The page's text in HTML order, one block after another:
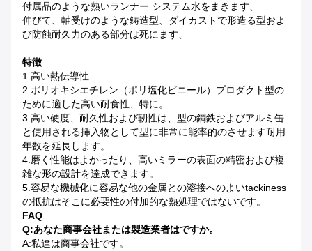
付属品のような熱いランナー システム水をまきます、
伸びて、軸受けのような鋳造型、ダイカストで形造る型およ
び防蝕耐久力のある部分は死にます、
特徴
1.高い熱伝導性
2.ポリオキシエチレン（ポリ塩化ビニール）プロダクト型の
ために適した高い耐食性、特に。
3.高い硬度、耐久性および靭性は、型の鋼鉄およびアルミ缶
と使用される挿入物として型に非常に能率的のさせます耐用
年数を延長します。
4.磨く性能はよかったり、高いミラーの表面の精密および複
雑な形の設計を達成できます。
5.容易な機械化に容易な他の金属との溶接へのよいtackiness
の抵抗はそこに必要性の付加的な熱処理ではないです。
FAQ
Q:あなた商事会社または製造業者はですか。
A:私達は商事会社です。